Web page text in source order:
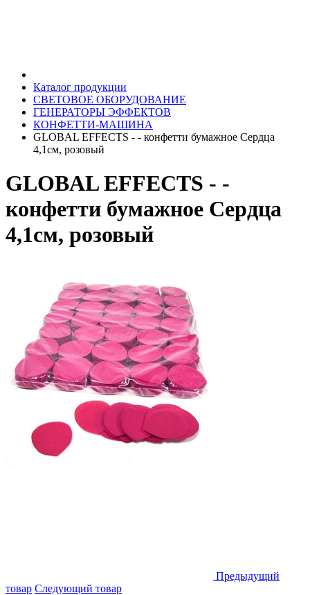
Каталог продукции
СВЕТОВОЕ ОБОРУДОВАНИЕ
ГЕНЕРАТОРЫ ЭФФЕКТОВ
КОНФЕТТИ-МАШИНА
GLOBAL EFFECTS - - конфетти бумажное Сердца
4,1см, розовый
GLOBAL EFFECTS - -
конфетти бумажное Сердца
4,1см, розовый
Предыдущий
товар Следующий товар